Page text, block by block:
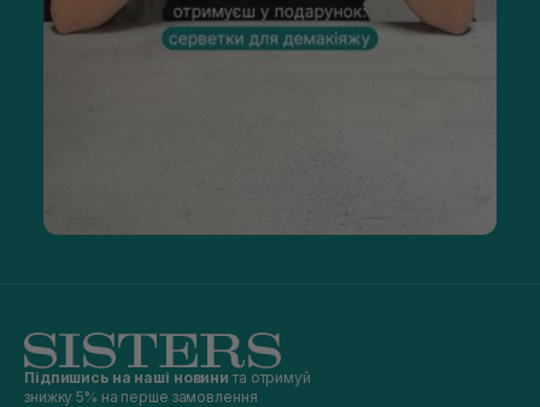
Підпишись на наші новини та отримуй
знижку 5% на перше замовлення